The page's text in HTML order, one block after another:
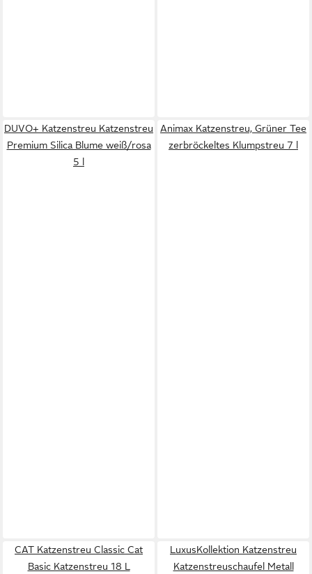
DUVO+ Katzenstreu Katzenstreu
Premium Silica Blume weiß/rosa
5 l
Animax Katzenstreu, Grüner Tee
zerbröckeltes Klumpstreu 7 l
CAT Katzenstreu Classic Cat
Basic Katzenstreu 18 L
LuxusKollektion Katzenstreu
Katzenstreuschaufel Metall